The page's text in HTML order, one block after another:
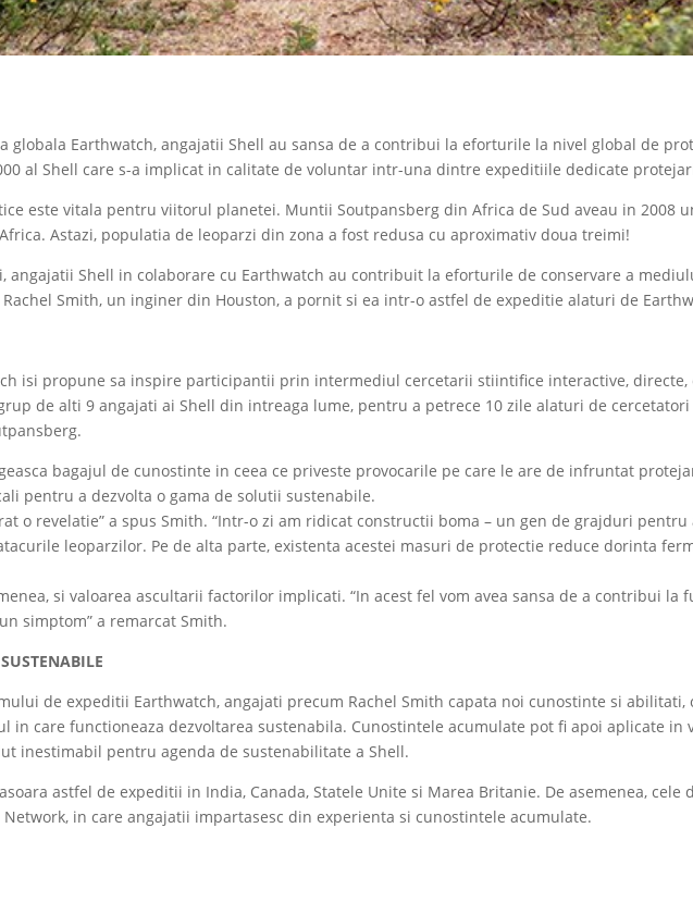
globala Earthwatch, angajatii Shell au sansa de a contribui la eforturile la nivel global de
al Shell care s-a implicat in calitate de voluntar intr-una dintre expeditiile dedicate
este vitala pentru viitorul planetei. Muntii Soutpansberg din Africa de Sud aveau in 2008
Astazi, populatia de leoparzi din zona a fost redusa cu aproximativ doua treimi!
angajatii Shell in colaborare cu Earthwatch au contribuit la eforturile de conservare a
Smith, un inginer din Houston, a pornit si ea intr-o astfel de expeditie alaturi de
isi propune sa inspire participantii prin intermediul cercetarii stiintifice interactive,
de alti 9 angajati ai Shell din intreaga lume, pentru a petrece 10 zile alaturi de
bagajul de cunostinte in ceea ce priveste provocarile pe care le are de infruntat
pentru a dezvolta o gama de solutii sustenabile.
o revelatie” a spus Smith. “Intr-o zi am ridicat constructii boma – un gen de grajduri
leoparzilor. Pe de alta parte, existenta acestei masuri de protectie reduce dorinta
si valoarea ascultarii factorilor implicati. “In acest fel vom avea sansa de a contribui
simptom” a remarcat Smith.
de expeditii Earthwatch, angajati precum Rachel Smith capata noi cunostinte si abilitati,
in care functioneaza dezvoltarea sustenabila. Cunostintele acumulate pot fi apoi aplicate in
inestimabil pentru agenda de sustenabilitate a Shell.
astfel de expeditii in India, Canada, Statele Unite si Marea Britanie. De asemenea,
in care angajatii impartasesc din experienta si cunostintele acumulate.